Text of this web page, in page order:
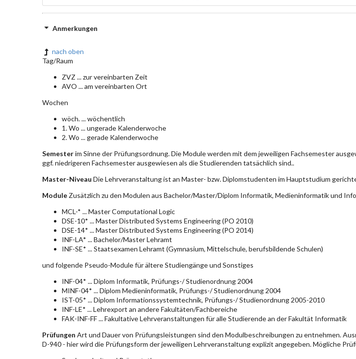
Anmerkungen
nach oben
Tag/Raum
ZVZ ... zur vereinbarten Zeit
AVO ... am vereinbarten Ort
Wochen
wöch. ... wöchentlich
1. Wo ... ungerade Kalenderwoche
2. Wo ... gerade Kalenderwoche
Semesterim Sinne der Prüfungsordnung. Die Module werden mit dem jeweiligen Fachsemester
ggf. niedrigeren Fachsemester ausgewiesen als die Studierenden tatsächlich sind..
Master-Niveau Die Lehrveranstaltung ist an Master- bzw. Diplomstudenten im Hauptstudium
ModuleZusätzlich zu den Modulen aus Bachelor/Master/Diplom Informatik, Medieninformatik und
MCL-* ... Master Computational Logic
DSE-10* ... Master Distributed Systems Engineering (PO 2010)
DSE-14* ... Master Distributed Systems Engineering (PO 2014)
INF-LA* ... Bachelor/Master Lehramt
INF-SE* ... Staatsexamen Lehramt (Gymnasium, Mittelschule, berufsbildende Schulen)
und folgende Pseudo-Module für ältere Studiengänge und Sonstiges
INF-04* ... Diplom Informatik, Prüfungs-/ Studienordnung 2004
MINF-04* ... Diplom Medieninformatik, Prüfungs-/ Studienordnung 2004
IST-05* ... Diplom Informationssystemtechnik, Prüfungs-/ Studienordnung 2005-2010
INF-LE* ... Lehrexport an andere Fakultäten/Fachbereiche
FAK-INF-FF ... Fakultative Lehrveranstaltungen für alle Studierende an der Fakultät Informatik
Prüfungen Art und Dauer von Prüfungsleistungen sind den Modulbeschreibungen zu entnehmen.
D-940 - hier wird die Prüfungsform der jeweiligen Lehrveranstaltung explizit angegeben. Mögliche